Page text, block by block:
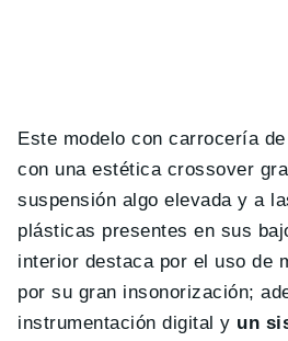
Este modelo con carrocería
con una estética crossover
suspensión algo elevada y a
plásticas presentes en sus
interior destaca por el uso de
por su gran insonorización;
instrumentación digital y un